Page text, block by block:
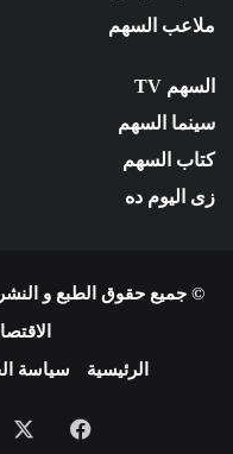
ملاعب السهم
السهم TV
سينما السهم
كتاب السهم
زى اليوم ده
© جميع حقوق الطبع و النشر
الرئيسية
سياسة
فيسبوك